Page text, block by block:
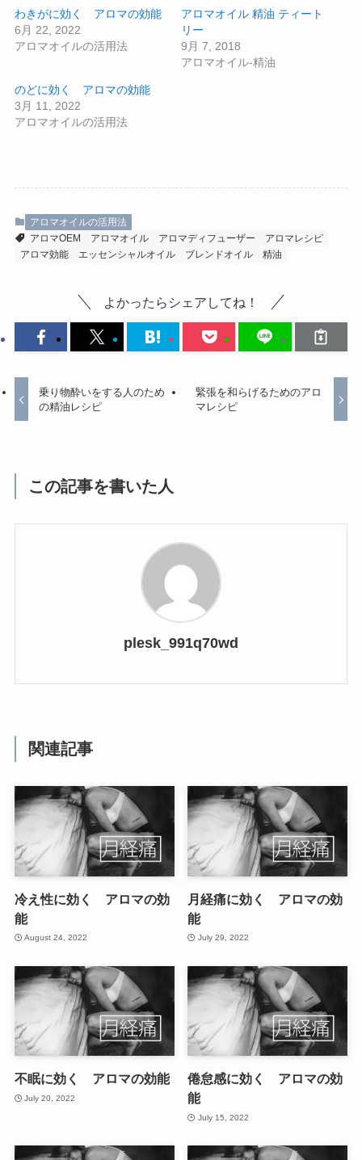
わきがに効く アロマの効能
6月 22, 2022
アロマオイルの活用法
アロマオイル 精油 ティート
リー
9月 7, 2018
アロマオイル-精油
のどに効く アロマの効能
3月 11, 2022
アロマオイルの活用法
アロマオイルの活用法
アロマOEM
アロマオイル アロマディフューザー
アロマレシピ
アロマ効能
エッセンシャルオイル ブレンドオイル 精油
よかったらシェアしてね！
乗り物酔いをする人のため
の精油レシピ
緊張を和らげるためのアロ
マレシピ
この記事を書いた人
plesk_991q70wd
関連記事
冷え性に効く アロマの効
能
August 24, 2022
月経痛に効く アロマの効
能
July 29, 2022
不眠に効く アロマの効能
July 20, 2022
倦怠感に効く アロマの効
能
July 15, 2022